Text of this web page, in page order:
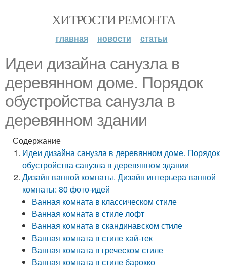
ХИТРОСТИ РЕМОНТА
главная новости статьи
Идеи дизайна санузла в
деревянном доме. Порядок
обустройства санузла в
деревянном здании
Содержание
Идеи дизайна санузла в деревянном доме. Порядок
обустройства санузла в деревянном здании
Дизайн ванной комнаты. Дизайн интерьера ванной
комнаты: 80 фото-идей
Ванная комната в классическом стиле
Ванная комната в стиле лофт
Ванная комната в скандинавском стиле
Ванная комната в стиле хай-тек
Ванная комната в греческом стиле
Ванная комната в стиле барокко